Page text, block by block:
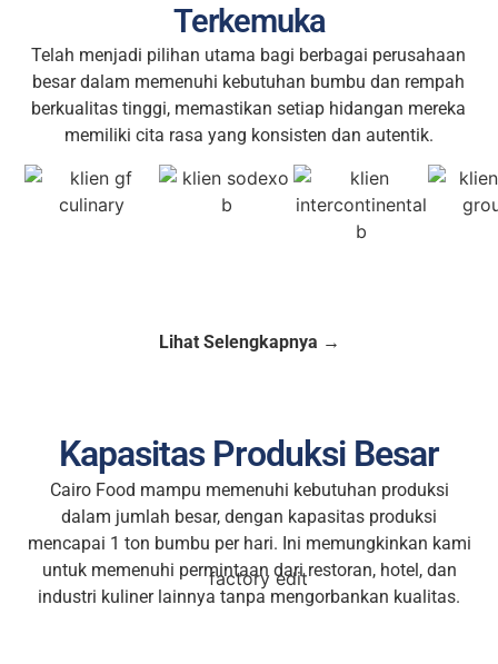
Terkemuka
Telah menjadi pilihan utama bagi berbagai perusahaan
besar dalam memenuhi kebutuhan bumbu dan rempah
berkualitas tinggi, memastikan setiap hidangan mereka
memiliki cita rasa yang konsisten dan autentik.
Lihat Selengkapnya →
Kapasitas Produksi Besar
Cairo Food mampu memenuhi kebutuhan produksi
dalam jumlah besar, dengan kapasitas produksi
mencapai 1 ton bumbu per hari. Ini memungkinkan kami
untuk memenuhi permintaan dari restoran, hotel, dan
industri kuliner lainnya tanpa mengorbankan kualitas.